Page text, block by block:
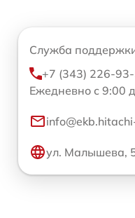
Служба
+7 (343) 226-
Ежедневно с 9:00
ул. Малышева,